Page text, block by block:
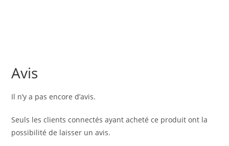
Avis
Il n’y a pas encore d’avis.
Seuls les clients connectés ayant acheté ce produit ont la
possibilité de laisser un avis.